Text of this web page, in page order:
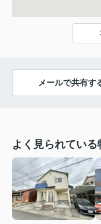
メールで共有す
よく見られている